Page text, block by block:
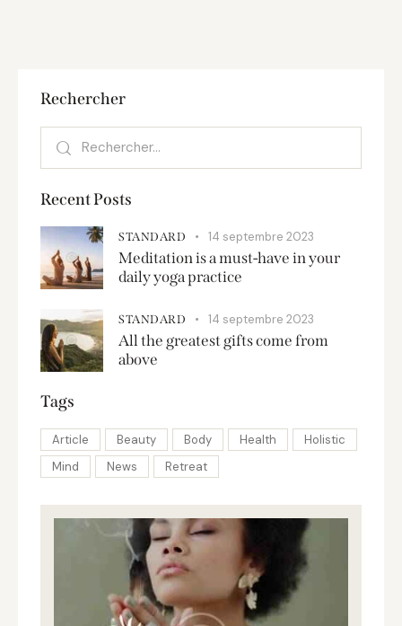
Rechercher
Recent Posts
STANDARD 14 septembre 2023
Meditation is a must-have in your
daily yoga practice
STANDARD 14 septembre 2023
All the greatest gifts come from
above
Tags
Article Beauty Body Health
Holistic
Mind
News Retreat